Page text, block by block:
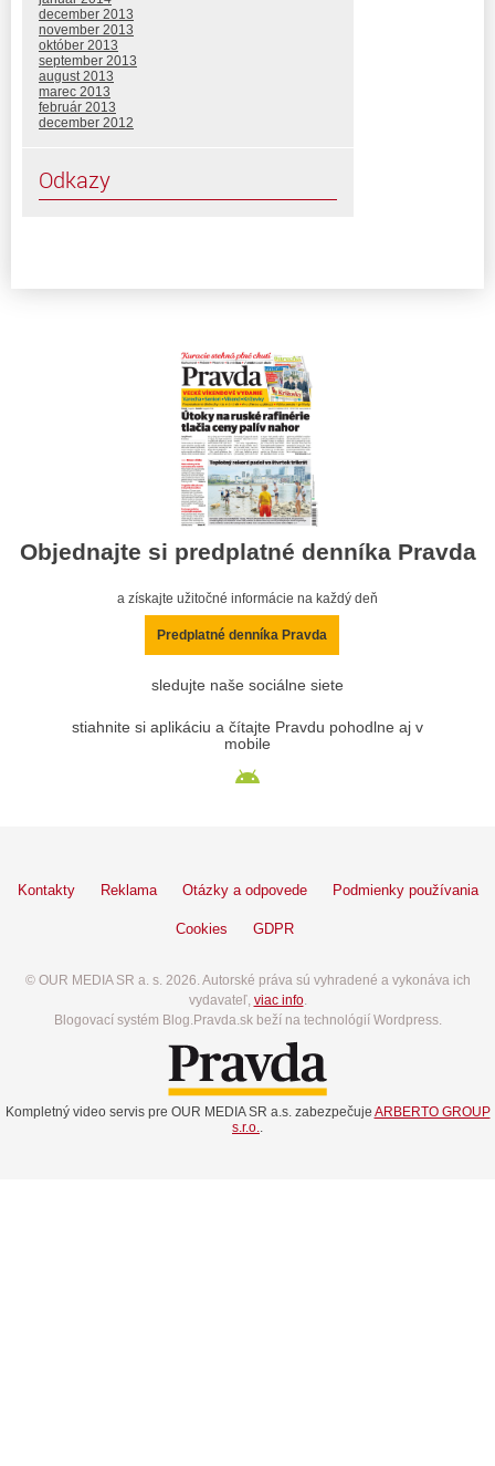
december 2013
november 2013
október 2013
september 2013
august 2013
marec 2013
február 2013
december 2012
Odkazy
Objednajte si predplatné denníka Pravda
a získajte užitočné informácie na každý deň
Predplatné denníka Pravda
sledujte naše sociálne siete
stiahnite si aplikáciu a čítajte Pravdu pohodlne aj v
mobile
Kontakty Reklama Otázky a odpovede Podmienky používania
Cookies GDPR
© OUR MEDIA SR a. s. 2026. Autorské práva sú vyhradené a vykonáva ich
vydavateľ, viac info.
Blogovací systém Blog.Pravda.sk beží na technológií Wordpress.
Kompletný video servis pre OUR MEDIA SR a.s. zabezpečuje ARBERTO GROUP
s.r.o..